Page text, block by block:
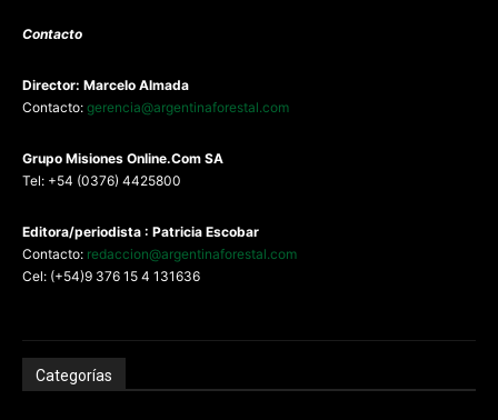
Contacto
Director: Marcelo Almada
Contacto: gerencia@argentinaforestal.com
Grupo Misiones Online.Com SA
Tel: +54 (0376) 4425800
Editora/periodista : Patricia Escobar
Contacto: redaccion@argentinaforestal.com
Cel: (+54)9 376 15 4 131636
Categorías